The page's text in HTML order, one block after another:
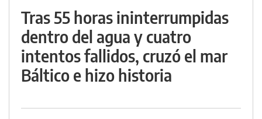
Tras 55 horas ininterrumpidas
dentro del agua y cuatro
intentos fallidos, cruzó el mar
Báltico e hizo historia